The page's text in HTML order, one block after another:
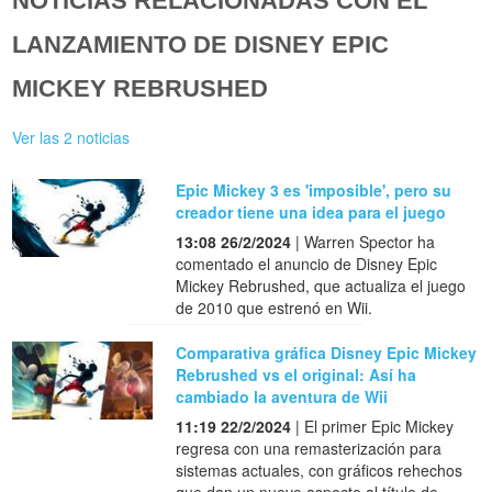
LANZAMIENTO DE DISNEY EPIC
MICKEY REBRUSHED
Ver las 2 noticias
Epic Mickey 3 es 'imposible', pero su
creador tiene una idea para el juego
13:08 26/2/2024 | Warren Spector ha
comentado el anuncio de Disney Epic
Mickey Rebrushed, que actualiza el juego
de 2010 que estrenó en Wii.
Comparativa gráfica Disney Epic Mickey
Rebrushed vs el original: Así ha
cambiado la aventura de Wii
11:19 22/2/2024 | El primer Epic Mickey
regresa con una remasterización para
sistemas actuales, con gráficos rehechos